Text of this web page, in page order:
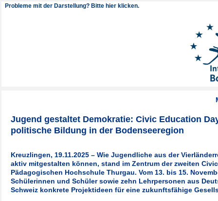
Probleme mit der Darstellung? Bitte hier klicken.
Jugend gestaltet Demokratie: Civic Education
politische Bildung in der Bodenseeregion
Kreuzlingen, 19.11.2025 – Wie Jugendliche aus der
aktiv mitgestalten können, stand im Zentrum der zweiten
Pädagogischen Hochschule Thurgau. Vom 13. bis 15.
Schülerinnen und Schüler sowie zehn Lehrpersonen aus
Schweiz konkrete Projektideen für eine zukunftsfähige